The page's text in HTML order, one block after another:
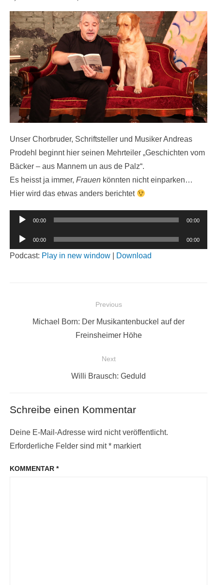
Unser Chorbruder, Schriftsteller und Musiker Andreas
Prodehl beginnt hier seinen Mehrteiler „Geschichten vom
Bäcker – aus Mannem un aus de Palz“.
Es heisst ja immer, Frauen könnten nicht einparken…
Hier wird das etwas anders berichtet
Audio-
00:00 00:00
Audio-
Player
00:00 00:00
Podcast: Play in new window Download
BeitragsnavigationPrevious
PreviousMichael Born: Der Musikantenbuckel auf der
Freinsheimer Höhe
Next
Next
Willi Brausch: Geduld
Schreibe einen Kommentar
Deine E-Mail-Adresse wird nicht veröffentlicht.
Erforderliche Felder sind mit* markiert
KOMMENTAR *